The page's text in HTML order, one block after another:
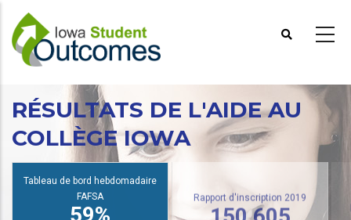
contenu
principal
RÉSULTATS DE L'AIDE AU
COLLÈGE IOWA
Tableau de bord hebdomadaire
FAFSA
Rapport d'inscription 2019